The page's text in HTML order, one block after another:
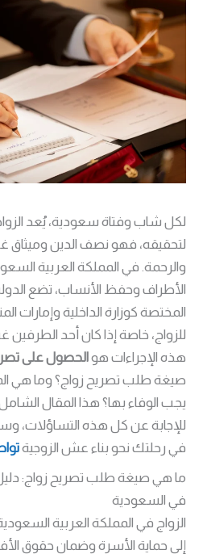
لكل شاب وفتاة سعودية، يُعد
لتحقيقه، فهو نصف الدين وميثاق
والرحمة. في المملكة العربية
الأطراف وحفظ الأنساب، تضع
المختصة كوزارة الداخلية وإمارات
للزواج، خاصة إذا كان أحد
هذه الإجراءات هوالحصول على
صيغة طلب تصريح زواج؟ وما هي
يجب الوفاء بها؟ هذا المقال
للإجابة عن كل هذه
في رحلتك نحو بناء عش الزوجية
ما هي صيغة طلب تصريح زواج: دليل
في السعودية
الزواج في المملكة العربية
إلى حماية الأسرة وضمان حقوق